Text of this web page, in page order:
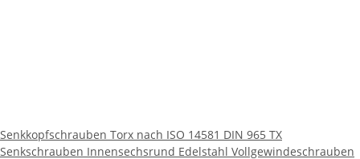
Senkkopfschrauben Torx nach ISO 14581 DIN 965 TX
Senkschrauben Innensechsrund Edelstahl Vollgewindeschrauben